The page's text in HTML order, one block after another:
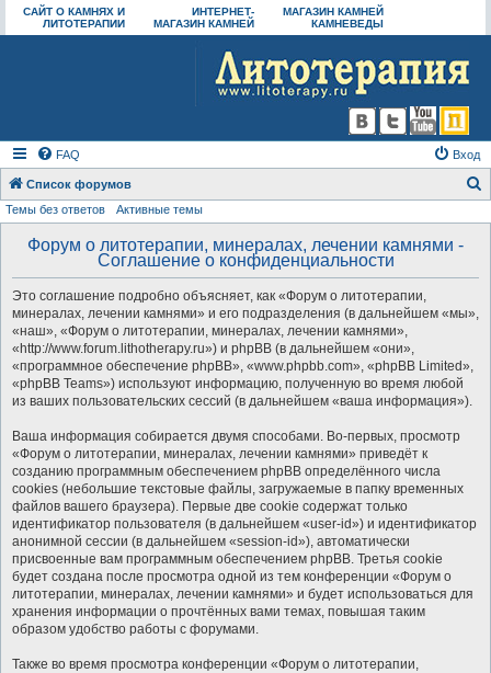
САЙТ О КАМНЯХ И
ЛИТОТЕРАПИИ
ИНТЕРНЕТ-
МАГАЗИН КАМНЕЙ
МАГАЗИН КАМНЕЙ
КАМНЕВЕДЫ
FAQ Вход
Список форумов
Темы без ответов Активные темы
Форум о литотерапии, минералах, лечении камнями -
Соглашение о конфиденциальности
Это соглашение подробно объясняет, как «Форум о литотерапии,
минералах, лечении камнями» и его подразделения (в дальнейшем «мы»,
«наш», «Форум о литотерапии, минералах, лечении камнями»,
«http://www.forum.lithotherapy.ru») и phpBB (в дальнейшем «они»,
«программное обеспечение phpBB», «www.phpbb.com», «phpBB Limited»,
«phpBB Teams») используют информацию, полученную во время любой
из ваших пользовательских сессий (в дальнейшем «ваша информация»).
Ваша информация собирается двумя способами. Во-первых, просмотр
«Форум о литотерапии, минералах, лечении камнями» приведёт к
созданию программным обеспечением phpBB определённого числа
cookies (небольшие текстовые файлы, загружаемые в папку временных
файлов вашего браузера). Первые две cookie содержат только
идентификатор пользователя (в дальнейшем «user-id») и идентификатор
анонимной сессии (в дальнейшем «session-id»), автоматически
присвоенные вам программным обеспечением phpBB. Третья cookie
будет создана после просмотра одной из тем конференции «Форум о
литотерапии, минералах, лечении камнями» и будет использоваться для
хранения информации о прочтённых вами темах, повышая таким
образом удобство работы с форумами.
Также во время просмотра конференции «Форум о литотерапии,